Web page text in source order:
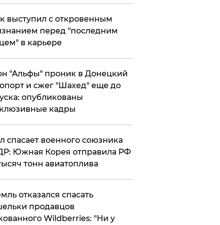
выступил с откровенным
перед "последним
в карьере
"Альфы" проник в Донецкий
и сжег "Шахед" еще до
опубликованы
кадры
спасает военного союзника
Южная Корея отправила РФ
тонн авиатоплива
отказался спасать
продавцов
Wildberries: "Ни у